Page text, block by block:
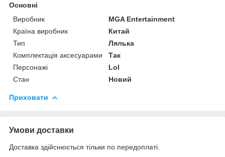
Основні
Виробник
MGA Entertainment
Країна виробник
Китай
Тип
Лялька
Комплектація аксесуарами
Так
Персонажі
Lol
Стан
Новий
Приховати
Умови доставки
Доставка здійснюється тільки по передоплаті.